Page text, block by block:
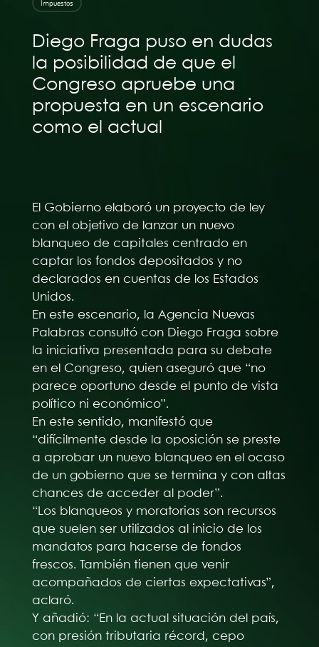
Impuestos
Diego Fraga puso en dudas
la posibilidad de que el
Congreso apruebe una
propuesta en un escenario
como el actual
El Gobierno elaboró un proyecto de ley
con el objetivo de lanzar un nuevo
blanqueo de capitales centrado en
captar los fondos depositados y no
declarados en cuentas de los Estados
Unidos.
En este escenario, la Agencia Nuevas
Palabras consultó con Diego Fraga sobre
la iniciativa presentada para su debate
en el Congreso, quien aseguró que “no
parece oportuno desde el punto de vista
político ni económico”.
En este sentido, manifestó que
“difícilmente desde la oposición se preste
a aprobar un nuevo blanqueo en el ocaso
de un gobierno que se termina y con altas
chances de acceder al poder”.
“Los blanqueos y moratorias son recursos
que suelen ser utilizados al inicio de los
mandatos para hacerse de fondos
frescos. También tienen que venir
acompañados de ciertas expectativas”,
aclaró.
Y añadió: “En la actual situación del país,
con presión tributaria récord, cepo